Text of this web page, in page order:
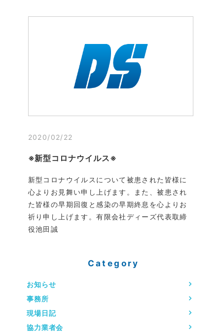
2020/02/22
※新型コロナウイルス※
新型コロナウイルスについて被患された皆様に
心よりお見舞い申し上げます。また、被患され
た皆様の早期回復と感染の早期終息を心よりお
祈り申し上げます。有限会社ディーズ代表取締
役池田誠
Category
お知らせ
事務所
現場日記
協力業者会